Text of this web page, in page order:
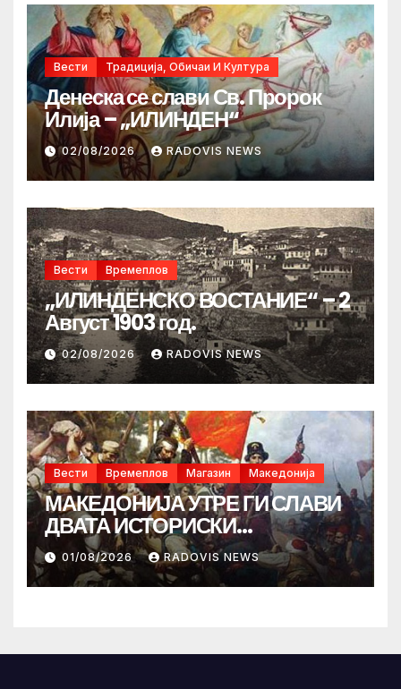
Вести Традиција, Обичаи И Култура
Денеска се слави Св. Пророк
Илија – „ИЛИНДЕН“
02/08/2026 RADOVIS NEWS
Вести Времеплов
„ИЛИНДЕНСКО ВОСТАНИЕ“ – 2
Август 1903 год.
02/08/2026 RADOVIS NEWS
Вести Времеплов Магазин Македонија
МАКЕДОНИЈА УТРЕ ГИ СЛАВИ
ДВАТА ИСТОРИСКИ
ИЛИНДЕНА!
01/08/2026 RADOVIS NEWS